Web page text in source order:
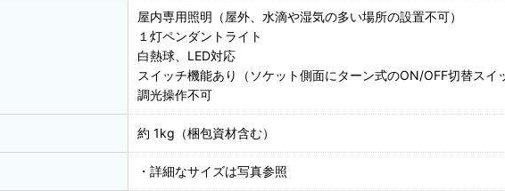
屋内専用照明（屋外、水滴や湿気の多い場所の設置不可）
１灯ペンダントライト
白熱球、LED対応
スイッチ機能あり（ソケット側面にターン式のON/OFF切替スイ
調光操作不可
約 1kg（梱包資材含む）
・詳細なサイズは写真参照